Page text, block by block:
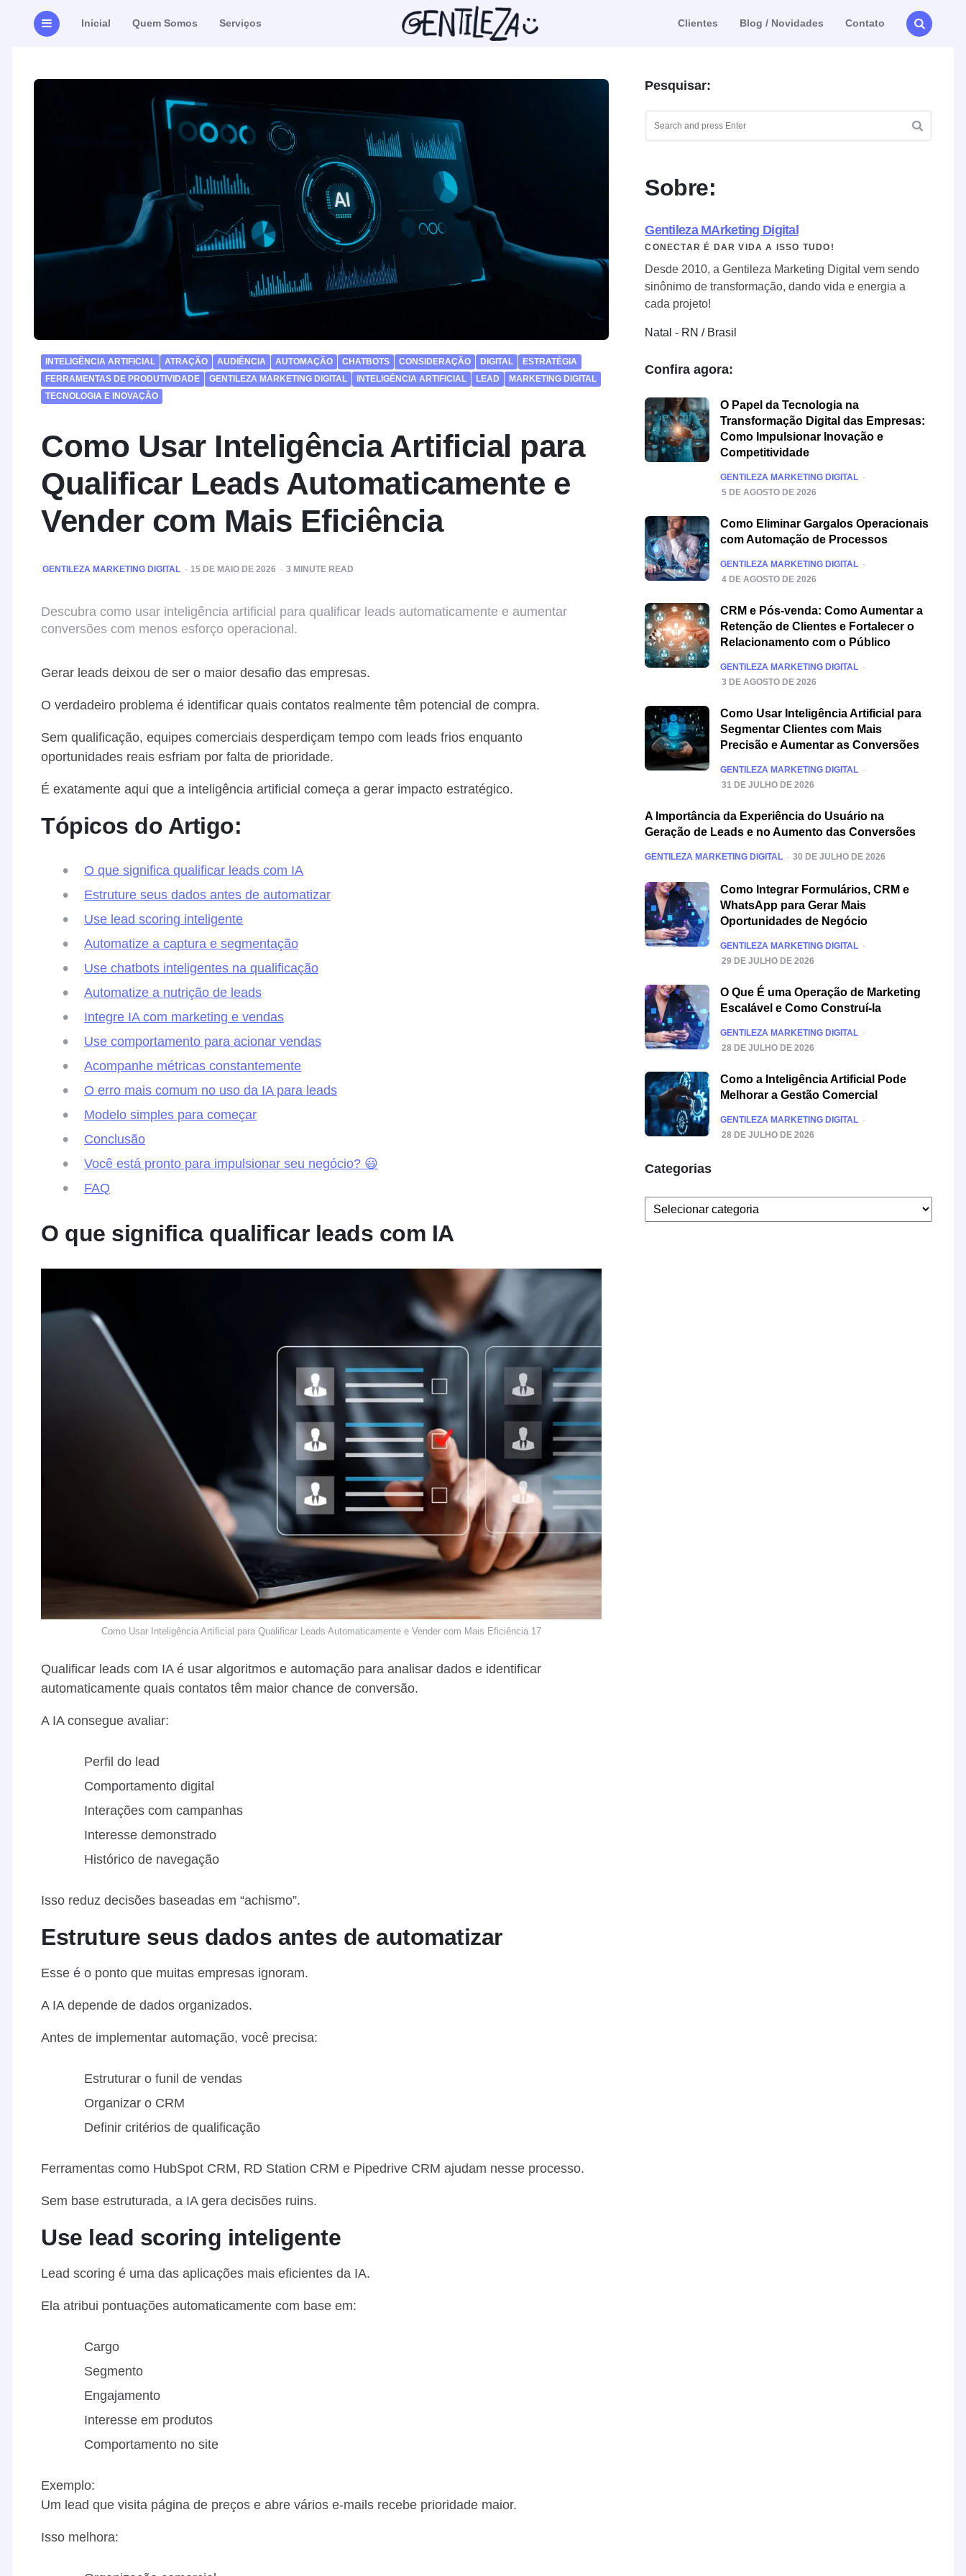
Inicial Quem Somos Serviços Clientes Blog / Novidades Contato
INTELIGÊNCIA ARTIFICIAL ATRAÇÃO AUDIÊNCIA AUTOMAÇÃO CHATBOTS CONSIDERAÇÃO DIGITAL
ESTRATÉGIA
FERRAMENTAS DE PRODUTIVIDADE
GENTILEZA MARKETING DIGITAL INTELIGÊNCIA ARTIFICIAL LEAD
MARKETING DIGITAL
TECNOLOGIA E INOVAÇÃO
Como Usar Inteligência Artificial para
Qualificar Leads Automaticamente e
Vender com Mais Eficiência
POSTED
GENTILEZA MARKETING DIGITAL 15 DE MAIO DE 2026 3 MINUTE READ
Descubra como usar inteligência artificial para qualificar leads automaticamente e aumentar
conversões com menos esforço operacional.
Gerar leads deixou de ser o maior desafio das empresas.
O verdadeiro problema é identificar quais contatos realmente têm potencial de compra.
Sem qualificação, equipes comerciais desperdiçam tempo com leads frios enquanto
oportunidades reais esfriam por falta de prioridade.
É exatamente aqui que a inteligência artificial começa a gerar impacto estratégico.
Tópicos do Artigo:
O que significa qualificar leads com IA
Estruture seus dados antes de automatizar
Use lead scoring inteligente
Automatize a captura e segmentação
Use chatbots inteligentes na qualificação
Automatize a nutrição de leads
Integre IA com marketing e vendas
Use comportamento para acionar vendas
Acompanhe métricas constantemente
O erro mais comum no uso da IA para leads
Modelo simples para começar
Conclusão
Você está pronto para impulsionar seu negócio? 😃
FAQ
O que significa qualificar leads com IA
Como Usar Inteligência Artificial para Qualificar Leads Automaticamente e Vender com Mais Eficiência 17
Qualificar leads com IA é usar algoritmos e automação para analisar dados e identificar
automaticamente quais contatos têm maior chance de conversão.
A IA consegue avaliar:
Perfil do lead
Comportamento digital
Interações com campanhas
Interesse demonstrado
Histórico de navegação
Isso reduz decisões baseadas em “achismo”.
Estruture seus dados antes de automatizar
Esse é o ponto que muitas empresas ignoram.
A IA depende de dados organizados.
Antes de implementar automação, você precisa:
Estruturar o funil de vendas
Organizar o CRM
Definir critérios de qualificação
Ferramentas como HubSpot CRM, RD Station CRM e Pipedrive CRM ajudam nesse processo.
Sem base estruturada, a IA gera decisões ruins.
Use lead scoring inteligente
Lead scoring é uma das aplicações mais eficientes da IA.
Ela atribui pontuações automaticamente com base em:
Cargo
Segmento
Engajamento
Interesse em produtos
Comportamento no site
Exemplo:
Um lead que visita página de preços e abre vários e-mails recebe prioridade maior.
Isso melhora:
Pesquisar:
for:
Sobre:
Gentileza MArketing Digital
CONECTAR É DAR VIDA A ISSO TUDO!
Desde 2010, a Gentileza Marketing Digital vem sendo
sinônimo de transformação, dando vida e energia a
cada projeto!
Natal - RN / Brasil
Confira agora:
O Papel da Tecnologia na
Transformação Digital das Empresas:
Como Impulsionar Inovação e
Competitividade
POSTED
GENTILEZA MARKETING DIGITAL
5 DE AGOSTO DE 2026
Como Eliminar Gargalos Operacionais
com Automação de Processos
POSTED
GENTILEZA MARKETING DIGITAL
4 DE AGOSTO DE 2026
CRM e Pós-venda: Como Aumentar a
Retenção de Clientes e Fortalecer o
Relacionamento com o Público
POSTED
GENTILEZA MARKETING DIGITAL
3 DE AGOSTO DE 2026
Como Usar Inteligência Artificial para
Segmentar Clientes com Mais
Precisão e Aumentar as Conversões
POSTED
GENTILEZA MARKETING DIGITAL
31 DE JULHO DE 2026
A Importância da Experiência do Usuário na
Geração de Leads e no Aumento das Conversões
POSTED
GENTILEZA MARKETING DIGITAL 30 DE JULHO DE 2026
Como Integrar Formulários, CRM e
WhatsApp para Gerar Mais
Oportunidades de Negócio
POSTED
GENTILEZA MARKETING DIGITAL
29 DE JULHO DE 2026
O Que É uma Operação de Marketing
Escalável e Como Construí-la
POSTED
GENTILEZA MARKETING DIGITAL
28 DE JULHO DE 2026
Como a Inteligência Artificial Pode
Melhorar a Gestão Comercial
POSTED
GENTILEZA MARKETING DIGITAL
28 DE JULHO DE 2026
Categorias